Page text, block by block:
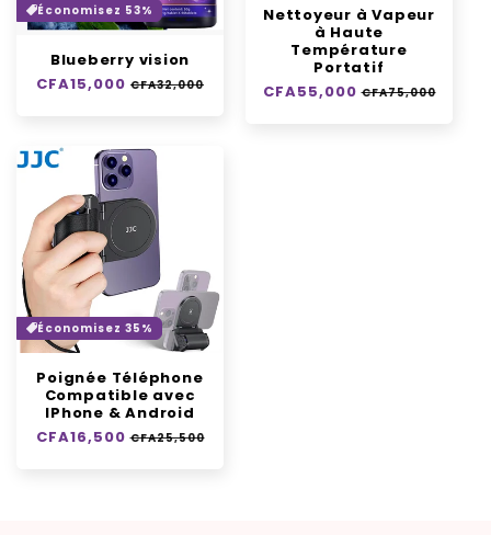
Économisez 53%
Blueberry vision
Prix
CFA15,000 Prix
CFA32,000
Nettoyeur à Vapeur
à Haute
Température
Portatif
Prix
CFA55,000 Prix
CFA75,000
Économisez 35%
Poignée Téléphone
Compatible avec
IPhone & Android
Prix
CFA16,500 Prix
CFA25,500